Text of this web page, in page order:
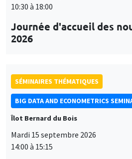
10:30 à 18:00
Journée d'accueil des
2026
SÉMINAIRES THÉMATIQUES
BIG DATA AND ECONOMETRICS
Îlot Bernard du Bois
Mardi 15 septembre 2026
14:00 à 15:15